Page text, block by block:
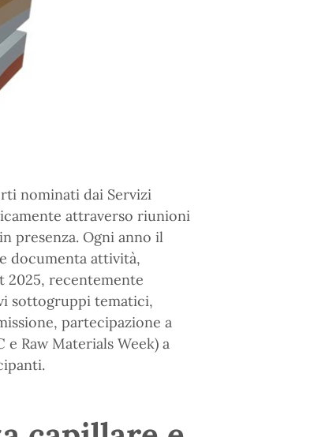
nominati dai Servizi
attraverso riunioni
presenza. Ogni anno il
documenta attività,
recentemente
sottogruppi tematici,
partecipazione a
Raw Materials Week) a